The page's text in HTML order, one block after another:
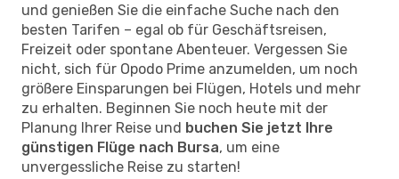
und genießen Sie die einfache Suche nach den
besten Tarifen – egal ob für Geschäftsreisen,
Freizeit oder spontane Abenteuer. Vergessen Sie
nicht, sich für Opodo Prime anzumelden, um noch
größere Einsparungen bei Flügen, Hotels und mehr
zu erhalten. Beginnen Sie noch heute mit der
Planung Ihrer Reise und buchen Sie jetzt Ihre
günstigen Flüge nach Bursa, um eine
unvergessliche Reise zu starten!